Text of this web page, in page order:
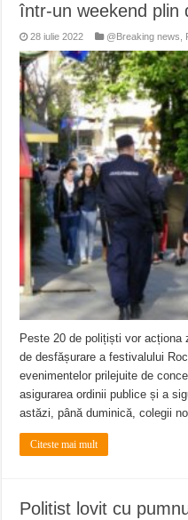
într-un weekend plin
28 iulie 2022 @Breaking news,
Peste 20 de polițiști vor
de desfășurare a festivalului
evenimentelor prilejuite de
asigurarea ordinii publice și a
astăzi, până duminică, colegii
Citeste mai mult
Politist lovit cu